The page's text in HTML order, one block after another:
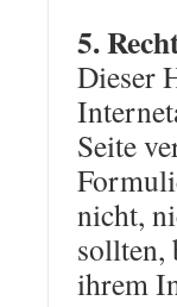
5.
Dieser
Seite
nicht,
sollten,
ihrem